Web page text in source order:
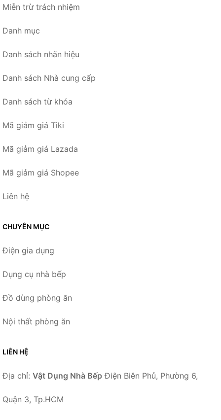
Miễn trừ trách nhiệm
Danh mục
Danh sách nhãn hiệu
Danh sách Nhà cung cấp
Danh sách từ khóa
Mã giảm giá Tiki
Mã giảm giá Lazada
Mã giảm giá Shopee
Liên hệ
CHUYÊN MỤC
Điện gia dụng
Dụng cụ nhà bếp
Đồ dùng phòng ăn
Nội thất phòng ăn
LIÊN HỆ
Địa chỉ: Vật Dụng Nhà Bếp Điện Biên Phủ, Phường 6,
Quận 3, Tp.HCM